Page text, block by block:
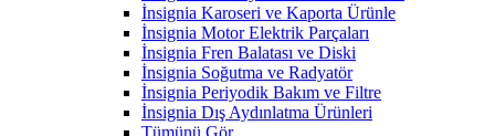
İnsignia Karoseri ve Kaporta Ürünle
İnsignia Motor Elektrik Parçaları
İnsignia Fren Balatası ve Diski
İnsignia Soğutma ve Radyatör
İnsignia Periyodik Bakım ve Filtre
İnsignia Dış Aydınlatma Ürünleri
Tümünü Gör